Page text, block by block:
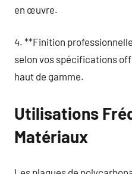
en œuvre.
4. **Finition
selon vos spécifications
haut de gamme.
Utilisations
Matériaux